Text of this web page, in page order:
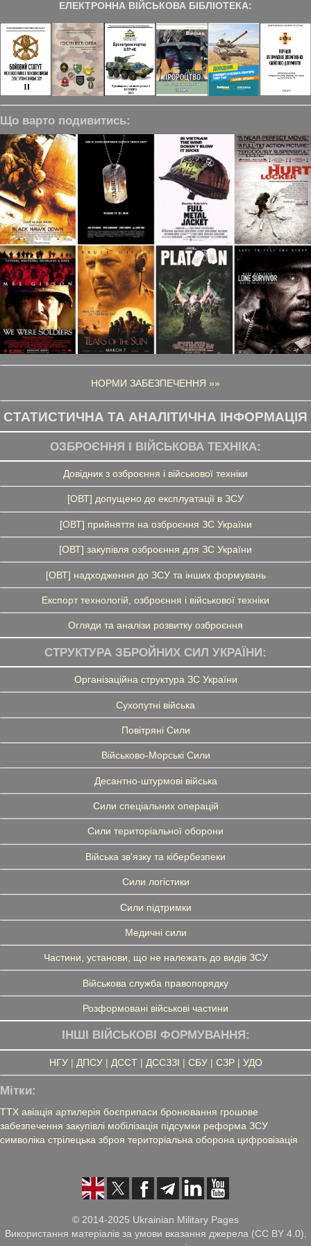
ЕЛЕКТРОННА ВІЙСЬКОВА БІБЛІОТЕКА:
Що варто подивитись:
НОРМИ ЗАБЕЗПЕЧЕННЯ »»
СТАТИСТИЧНА ТА АНАЛІТИЧНА ІНФОРМАЦІЯ
ОЗБРОЄННЯ І ВІЙСЬКОВА ТЕХНІКА:
Довідник з озброєння і військової техніки
[ОВТ] допущено до експлуатації в ЗСУ
[ОВТ] прийняття на озброєння ЗС України
[ОВТ] закупівля озброєння для ЗС України
[ОВТ] надходження до ЗСУ та інших формувань
Експорт технологій, озброєння і військової техніки
Огляди та аналізи розвитку озброєння
СТРУКТУРА ЗБРОЙНИХ СИЛ УКРАЇНИ:
Організаційна структура ЗС України
Сухопутні війська
Повітряні Сили
Військово-Морські Сили
Десантно-штурмові війська
Сили спеціальних операцій
Сили територіальної оборони
Війська зв'язку та кібербезпеки
Сили логістики
Сили підтримки
Медичні сили
Частини, установи, що не належать до видів ЗСУ
Військова служба правопорядку
Розформовані військові частини
ІНШІ ВІЙСЬКОВІ ФОРМУВАННЯ:
НГУ| ДПСУ| ДССТ| ДССЗЗІ | СБУ| СЗР| УДО
Мітки:
ТТХ авіація артилерія боєприпаси бронювання грошове
забезпечення закупівлі мобілізація підсумки реформа ЗСУ
символіка стрілецька зброя територіальна оборона цифровізація
© 2014-2025 Ukrainian Military Pages
Використання матеріалів за умови вказання джерела (CC BY 4.0),